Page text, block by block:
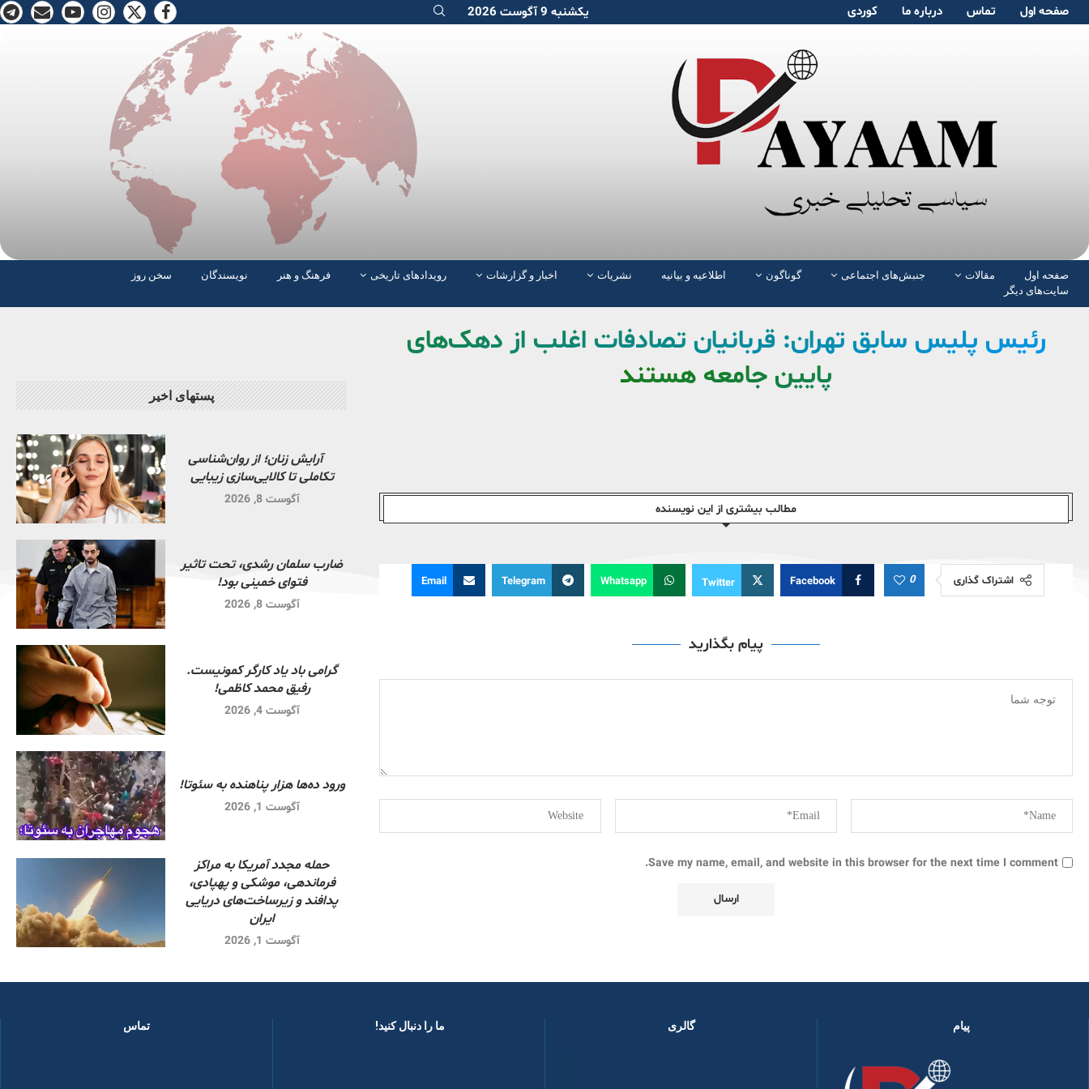
صفحە اول تماس دربارە ما کوردی یکشنبه 9 آگوست 2026
صفحە اول مقالات جنبش‌های اجتماعی گوناگون اطلاعیه و بیانیه نشریات اخبار و گزارشات رویدادهای تاریخی فرهنگ و هنر نویسندگان
سخن روز
سایت‌های دیگر
رئیس پلیس سابق تهران: قربانیان تصادفات اغلب از دهک‌های
پایین جامعه هستند
مطالب بیشتری از این نویسندە
اشتراک گذاری 0
Facebook
Twitter
Whatsapp
Telegram
Email
پیام بگذارید
Save my name, email, and website in this browser for the next time I comment.
پستهای اخیر
آرایش زنان؛ از روان‌شناسی
تکاملی تا کالایی‌سازی زیبایی
آگوست 8, 2026
ضارب سلمان رشدی، تحت تاثیر
فتوای خمینی بود!
آگوست 8, 2026
گرامی باد یاد کارگر کمونیست.
رفیق محمد کاظمی!
آگوست 4, 2026
ورود ده‌ها هزار پناهنده به سئوتا!
آگوست 1, 2026
حمله مجدد آمریکا به مراکز
فرماندهی، موشکی و پهپادی،
پدافند و زیرساخت‌های دریایی
ایران
آگوست 1, 2026
پیام گالری ما را دنبال کنید! ​ تماس